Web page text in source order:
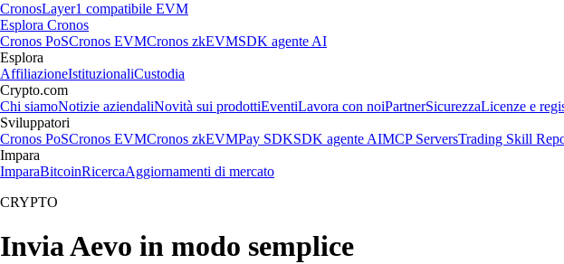
CronosLayer1 compatibile EVM
Esplora Cronos
Cronos PoSCronos EVMCronos zkEVMSDK agente AI
Esplora
AffiliazioneIstituzionaliCustodia
Crypto.com
Chi siamoNotizie aziendaliNovità sui prodottiEventiLavora con noiPartnerSicurezzaLicenze e
Sviluppatori
Cronos PoSCronos EVMCronos zkEVMPay SDKSDK agente AIMCP ServersTrading Skill
Impara
ImparaBitcoinRicercaAggiornamenti di mercato
CRYPTO
Invia Aevo in modo semplice